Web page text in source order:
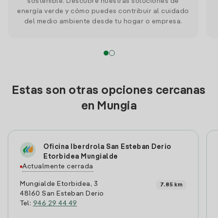
energía verde y cómo puedes contribuir al cuidado
del medio ambiente desde tu hogar o empresa.
Estas son otras opciones cercanas
en Mungia
Oficina Iberdrola San Esteban Derio
Etorbidea Mungialde
Actualmente cerrada
Mungialde Etorbidea, 3
48160 San Esteban Derio
Tel: 946 29 44 49
7.85 km